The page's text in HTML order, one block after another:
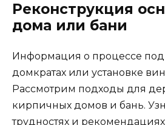
Реконструкция
дома или бани
Информация о процессе
домкратах или установке
Рассмотрим подходы для
кирпичных домов и бань.
трудностях и